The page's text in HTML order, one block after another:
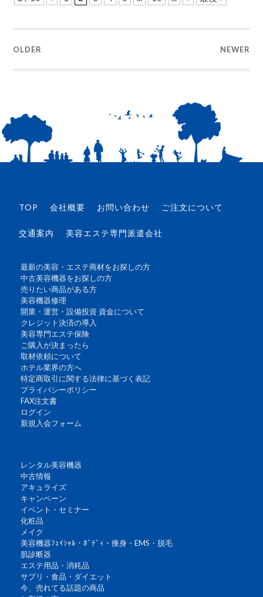
ト
OLDER NEWER
TOP 会社概要 お問い合わせ ご注文について
交通案内 美容エステ専門派遣会社
最新の美容・エステ商材をお探しの方
中古美容機器をお探しの方
売りたい商品がある方
美容機器修理
開業・運営・設備投資 資金について
クレジット決済の導入
美容専門エステ保険
ご購入が決まったら
取材依頼について
ホテル業界の方へ
特定商取引に関する法律に基づく表記
プライバシーポリシー
FAX注文書
ログイン
新規入会フォーム
レンタル美容機器
中古情報
アキュライズ
キャンペーン
イベント・セミナー
化粧品
メイク
美容機器ﾌｪｲｼｬﾙ・ﾎﾞﾃﾞｨ・痩身・EMS・脱毛
肌診断器
エステ用品・消耗品
サプリ・食品・ダイエット
今、売れてる話題の商品